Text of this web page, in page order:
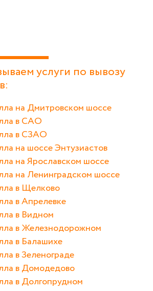
услуги по вывозу
на Дмитровском шоссе
в САО
в СЗАО
на шоссе Энтузиастов
на Ярославском шоссе
на Ленинградском шоссе
в Щелково
в Апрелевке
в Видном
в Железнодорожном
в Балашихе
в Зеленограде
в Домодедово
в Долгопрудном